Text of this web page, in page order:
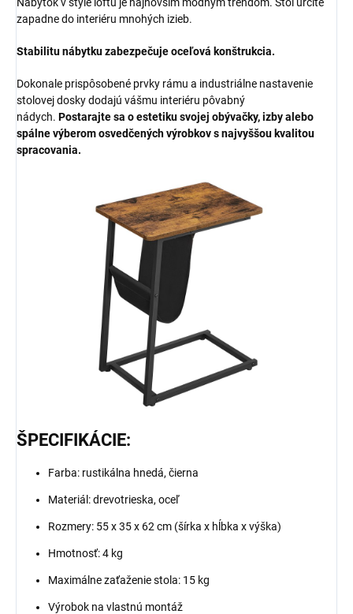
Nábytok v štýle loftu je najnovším módnym trendom. Stôl určite
zapadne do interiéru mnohých izieb.
Stabilitu nábytku zabezpečuje oceľová konštrukcia.
Dokonale prispôsobené prvky rámu a industriálne nastavenie
stolovej dosky dodajú vášmu interiéru pôvabný
nádych. Postarajte sa o estetiku svojej obývačky, izby alebo
spálne výberom osvedčených výrobkov s najvyššou kvalitou
spracovania.
ŠPECIFIKÁCIE:
Farba: rustikálna hnedá, čierna
Materiál: drevotrieska, oceľ
Rozmery: 55 x 35 x 62 cm (šírka x hĺbka x výška)
Hmotnosť: 4 kg
Maximálne zaťaženie stola: 15 kg
Výrobok na vlastnú montáž